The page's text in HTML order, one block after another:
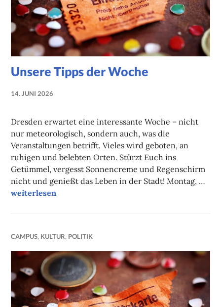
Unsere Tipps der Woche
14. JUNI 2026
Dresden erwartet eine interessante Woche – nicht
nur meteorologisch, sondern auch, was die
Veranstaltungen betrifft. Vieles wird geboten, an
ruhigen und belebten Orten. Stürzt Euch ins
Getümmel, vergesst Sonnencreme und Regenschirm
nicht und genießt das Leben in der Stadt! Montag, …
Unsere Tipps der Woche
weiterlesen
CAMPUS, KULTUR, POLITIK